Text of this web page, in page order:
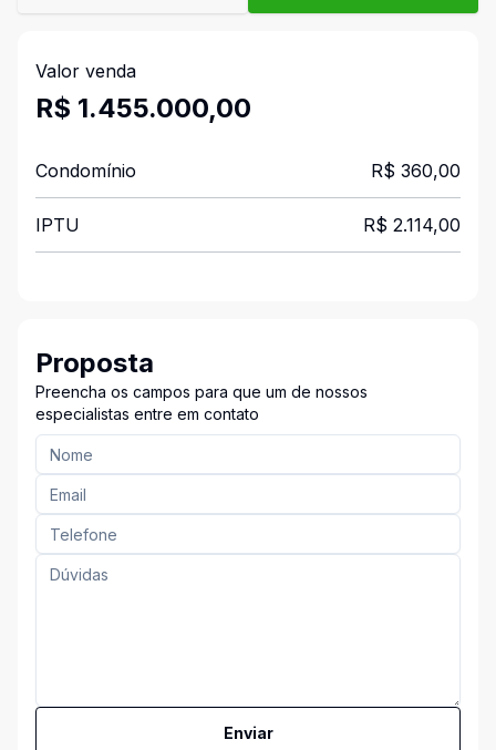
Valor venda
R$ 1.455.000,00
Condomínio R$ 360,00
IPTU R$ 2.114,00
Proposta
Preencha os campos para que um de nossos
especialistas entre em contato
Enviar